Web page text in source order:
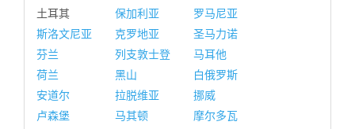
土耳其
保加利亚
罗马尼亚
斯洛文尼亚
克罗地亚
圣马力诺
芬兰
列支敦士登
马耳他
荷兰
黑山
白俄罗斯
安道尔
拉脱维亚
挪威
卢森堡
马其顿
摩尔多瓦